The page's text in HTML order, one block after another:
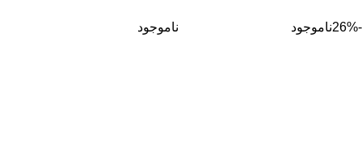
-26% ناموجود ناموجود